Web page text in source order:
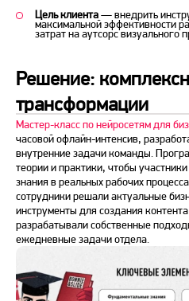
Цель клиента— внедрить
максимальной эффективности
затрат на аутсорс визуального
Решение:
трансформации
Мастер-класс по нейросетям для
часовой офлайн-интенсив,
внутренние задачи команды.
теории и практики, чтобы
знания в реальных рабочих
сотрудники решали актуальные
инструменты для создания
разрабатывали собственные
ежедневные задачи отдела.